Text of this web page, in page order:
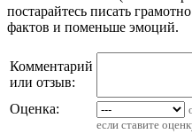
постарайтесь писать
фактов и поменьше эмоций.
Комментарий
или отзыв:
Оценка:
если ставите